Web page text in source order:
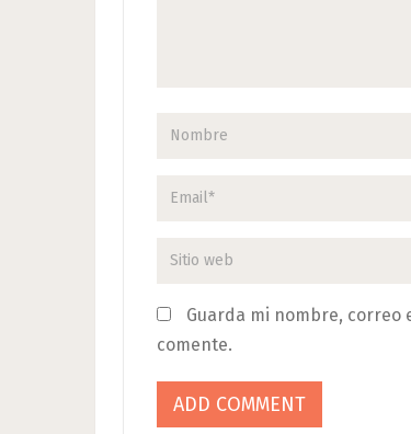
Guarda mi nombre, correo
comente.